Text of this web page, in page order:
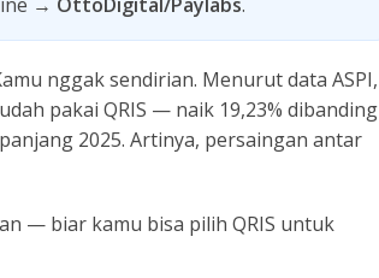
nggak sendirian. Menurut data ASPI,
pakai QRIS — naik 19,23% dibanding
2025. Artinya, persaingan antar
— biar kamu bisa pilih QRIS untuk